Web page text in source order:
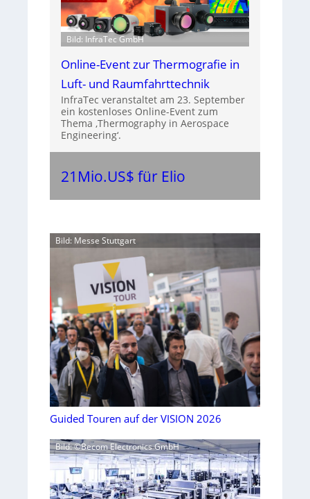
Bild: InfraTec GmbH
Online-Event zur Thermografie in
Luft- und Raumfahrttechnik
InfraTec veranstaltet am 23. September
ein kostenloses Online-Event zum
Thema ‚Thermography in Aerospace
Engineering‘.
21Mio.US$ für Elio
Bild: Messe Stuttgart
Guided Touren auf der VISION 2026
Bild: ©Becom Electronics GmbH